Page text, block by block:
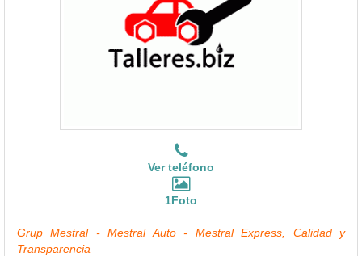
Ver teléfono
1Foto
Grup Mestral - Mestral Auto - Mestral Express, Calidad y
Transparencia